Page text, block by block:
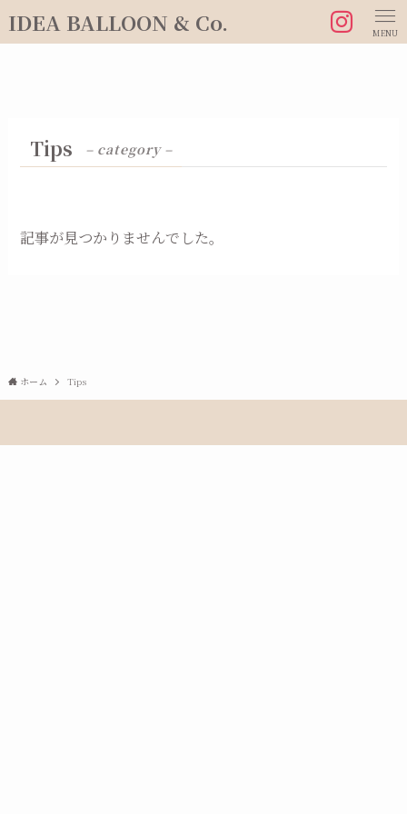
IDEA BALLOON & Co. MENU
Tips – category –
記事が見つかりませんでした。
ホーム Tips